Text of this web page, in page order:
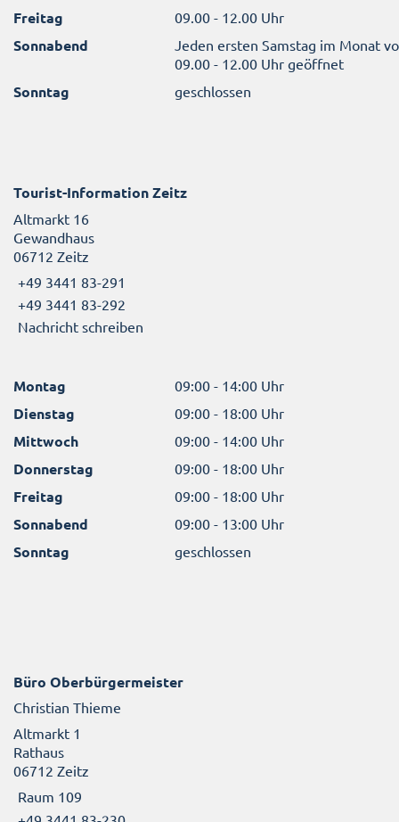
Freitag 09.00 - 12.00 Uhr
Sonnabend
Jeden ersten Samstag im Monat
09.00 - 12.00 Uhr geöffnet
Sonntag geschlossen
Tourist-Information Zeitz
Altmarkt 16
Gewandhaus
06712 Zeitz
+49 3441 83-291
+49 3441 83-292
Nachricht schreiben
Montag 09:00 - 14:00 Uhr
Dienstag 09:00 - 18:00 Uhr
Mittwoch 09:00 - 14:00 Uhr
Donnerstag 09:00 - 18:00 Uhr
Freitag 09:00 - 18:00 Uhr
Sonnabend 09:00 - 13:00 Uhr
Sonntag geschlossen
Büro Oberbürgermeister
Christian Thieme
Altmarkt 1
Rathaus
06712 Zeitz
Raum 109